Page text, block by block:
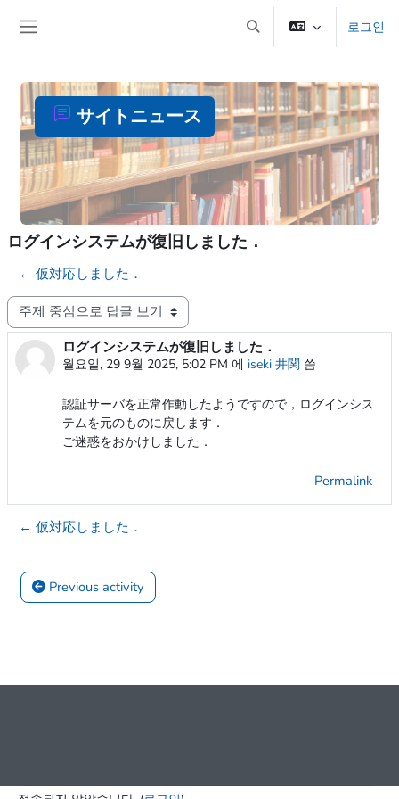
검색 입력 전환 로그인
サイトニュース
ログインシステムが復旧しました．
← 仮対応しました．
표시 모드
ログインシステムが復旧しました．
월요일, 29 9월 2025, 5:02 PM 에 iseki 井関 씀
Number of replies: 0
認証サーバを正常作動したようですので，ログインシス
テムを元のものに戻します．
ご迷惑をおかけしました．
Permalink
← 仮対応しました．
Previous activity